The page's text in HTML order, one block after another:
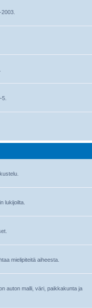
lukijoilta.
mielipiteitä aiheesta.
auton malli, väri, paikkakunta ja